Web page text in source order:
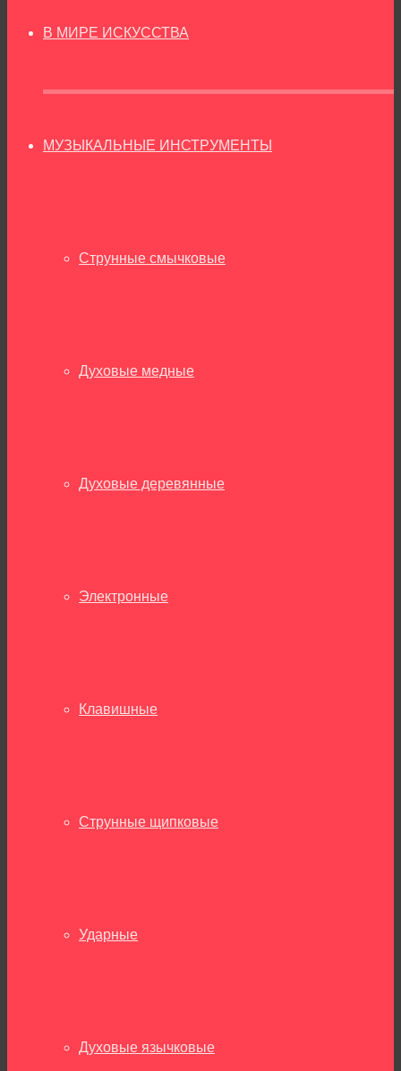
В МИРЕ ИСКУССТВА
МУЗЫКАЛЬНЫЕ ИНСТРУМЕНТЫ
Струнные смычковые
Духовые медные
Духовые деревянные
Электронные
Клавишные
Струнные щипковые
Ударные
Духовые язычковые